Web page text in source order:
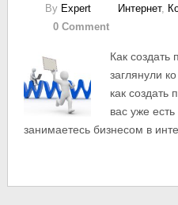
By Expert Интернет,
0 Comment
Как создать
заглянули
как создать
вас уже
занимаетесь бизнесом в